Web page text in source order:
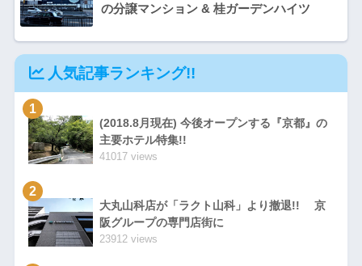
の分譲マンション & 桂ガーデンハイツ
人気記事ランキング!!
1
(2018.8月現在) 今後オープンする『京都』の
主要ホテル特集!!
41017 views
2
大丸山科店が「ラクト山科」より撤退!! 京
阪グループの専門店街に
23912 views